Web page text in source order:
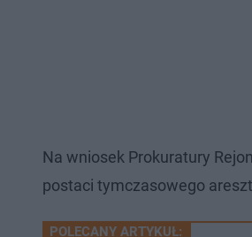
Na wniosek Prokuratury
postaci tymczasowego
POLECANY ARTYKUŁ: